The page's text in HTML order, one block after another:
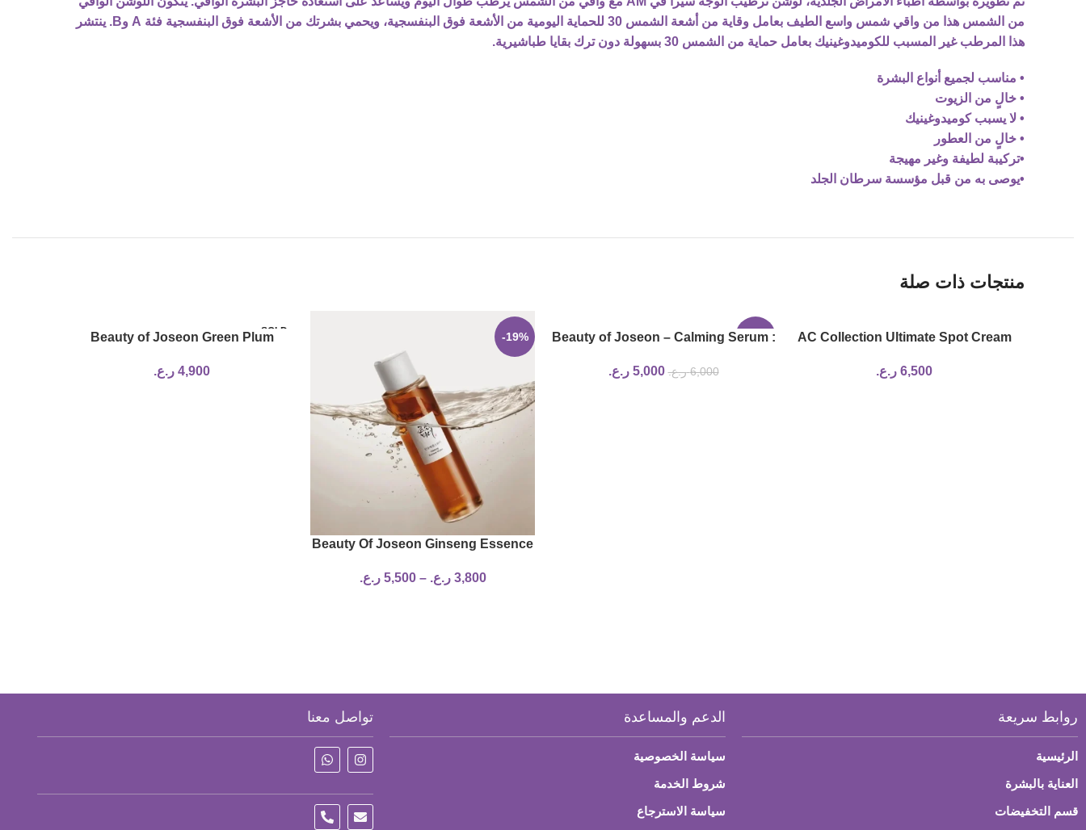
من الشمس هذا من واقي شمس واسع الطيف بعامل وقاية من أشعة الشمس 30 للحماية اليومية من الأشعة فوق البنفسجية، ويحمي بشرتك من الأشعة فوق البنفسجية فئة A وB. ينتشر
هذا المرطب غير المسبب للكوميدوغينيك بعامل حماية من الشمس 30 بسهولة دون ترك بقايا طباشيرية.
• مناسب لجميع أنواع البشرة
• خالٍ من الزيوت
• لا يسبب كوميدوغينيك
• خالٍ من العطور
•تركيبة لطيفة وغير مهيجة
•يوصى به من قبل مؤسسة سرطان الجلد
منتجات ذات صلة
AC Collection Ultimate Spot Cream
6,500 ر.ع.
-17%
Beauty of Joseon – Calming Serum :
6,000 ر.ع. 5,000 ر.ع.
-19%
Beauty Of Joseon Ginseng Essence
3,800 ر.ع. –
5,500 ر.ع.
SOLD
OUT
Beauty of Joseon Green Plum
4,900 ر.ع.
روابط سريعة
الرئيسية
العناية بالبشرة
قسم التخفيضات
الدعم والمساعدة
سياسة الخصوصية
شروط الخدمة
سياسة الاسترجاع
تواصل معنا